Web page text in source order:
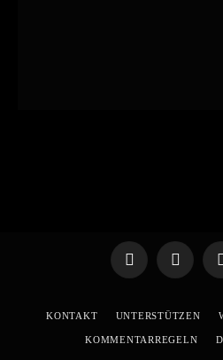
Telegram
KONTAKT UNTERSTÜTZEN
KOMMENTARREGELN